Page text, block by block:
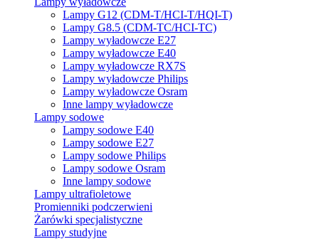
Lampy G12 (CDM-T/HCI-T/HQI-T)
Lampy G8.5 (CDM-TC/HCI-TC)
Lampy wyładowcze E27
Lampy wyładowcze E40
Lampy wyładowcze RX7S
Lampy wyładowcze Philips
Lampy wyładowcze Osram
Inne lampy wyładowcze
Lampy sodowe
Lampy sodowe E40
Lampy sodowe E27
Lampy sodowe Philips
Lampy sodowe Osram
Inne lampy sodowe
Lampy ultrafioletowe
Promienniki podczerwieni
Żarówki specjalistyczne
Lampy studyjne